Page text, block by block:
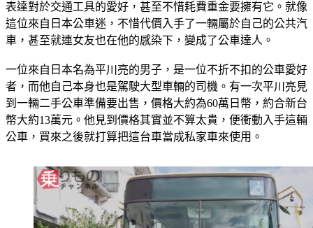
車、飛機、船隻等都有各自的粉絲。這些人也都用自己的方式
表達對於交通工具的愛好，甚至不惜耗費重金要擁有它。就像
這位來自日本公車迷，不惜代價入手了一輛屬於自己的公共汽
一位來自日本名為平川亮的男子，是一位不折不扣的公車愛好
者，而他自己本身也是駕駛大型車輛的司機。有一次平川亮見
到一輛二手公車準備要出售，價格大約為60萬日幣，約合新台
幣大約13萬元。他見到價格其實並不算太貴，便衝動入手這輛